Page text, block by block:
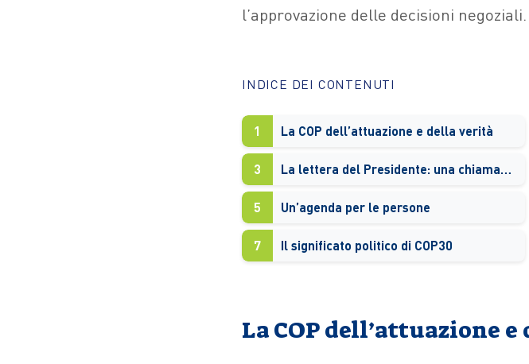
l’approvazione delle decisioni negoziali.
INDICE DEI CONTENUTI
1 La COP dell’attuazione e della verità
3 La lettera del Presidente: una chiamata alla responsabilità comune
5 Un’agenda per le persone
7 Il significato politico di COP30
La COP dell’attuazione